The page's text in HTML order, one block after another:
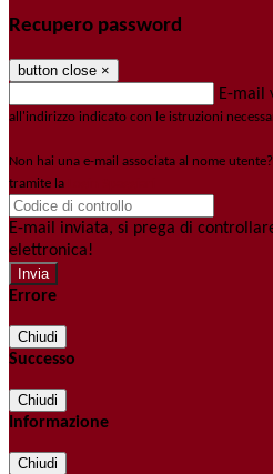
Recupero password
button close ×
E-mail
all'indirizzo indicato con le istruzioni
Non hai una e-mail associata al nome
tramite la
E-mail inviata, si prega di
elettronica!
Errore
Chiudi
Successo
Chiudi
Informazione
Chiudi